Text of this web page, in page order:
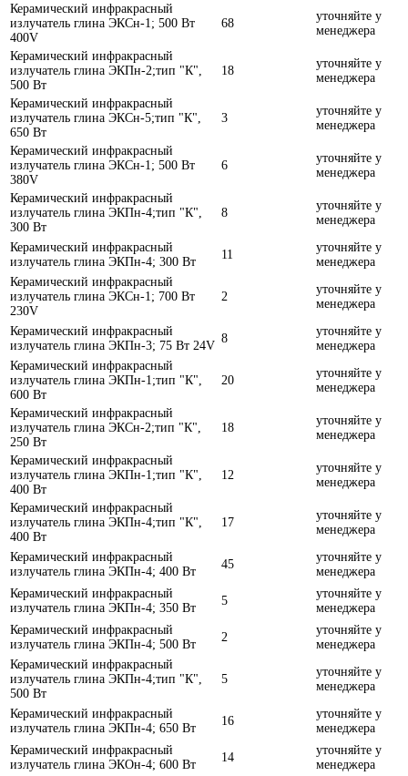
Керамический инфракрасный
излучатель глина ЭКСн-1; 500 Вт
400V
68
уточняйте у
менеджера
Керамический инфракрасный
излучатель глина ЭКПн-2;тип "К",
500 Вт
18
уточняйте у
менеджера
Керамический инфракрасный
излучатель глина ЭКСн-5;тип "К",
650 Вт
3
уточняйте у
менеджера
Керамический инфракрасный
излучатель глина ЭКСн-1; 500 Вт
380V
6
уточняйте у
менеджера
Керамический инфракрасный
излучатель глина ЭКПн-4;тип "К",
300 Вт
8
уточняйте у
менеджера
Керамический инфракрасный
излучатель глина ЭКПн-4; 300 Вт
11
уточняйте у
менеджера
Керамический инфракрасный
излучатель глина ЭКСн-1; 700 Вт
230V
2
уточняйте у
менеджера
Керамический инфракрасный
излучатель глина ЭКПн-3; 75 Вт 24V
8
уточняйте у
менеджера
Керамический инфракрасный
излучатель глина ЭКПн-1;тип "К",
600 Вт
20
уточняйте у
менеджера
Керамический инфракрасный
излучатель глина ЭКСн-2;тип "К",
250 Вт
18
уточняйте у
менеджера
Керамический инфракрасный
излучатель глина ЭКПн-1;тип "К",
400 Вт
12
уточняйте у
менеджера
Керамический инфракрасный
излучатель глина ЭКПн-4;тип "К",
400 Вт
17
уточняйте у
менеджера
Керамический инфракрасный
излучатель глина ЭКПн-4; 400 Вт
45
уточняйте у
менеджера
Керамический инфракрасный
излучатель глина ЭКПн-4; 350 Вт
5
уточняйте у
менеджера
Керамический инфракрасный
излучатель глина ЭКПн-4; 500 Вт
2
уточняйте у
менеджера
Керамический инфракрасный
излучатель глина ЭКПн-4;тип "К",
500 Вт
5
уточняйте у
менеджера
Керамический инфракрасный
излучатель глина ЭКПн-4; 650 Вт
16
уточняйте у
менеджера
Керамический инфракрасный
излучатель глина ЭКОн-4; 600 Вт
14
уточняйте у
менеджера